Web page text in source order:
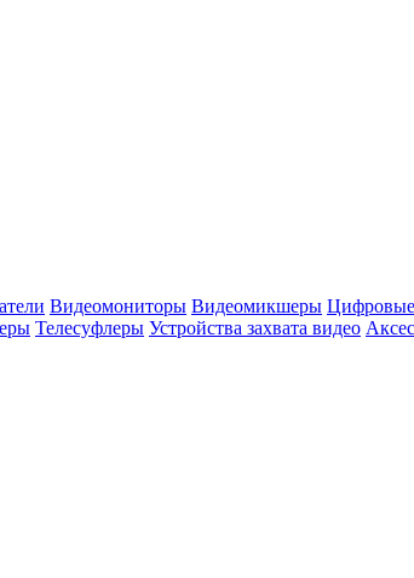
Видеомониторы Видеомикшеры
Телесуфлеры Устройства захвата видео